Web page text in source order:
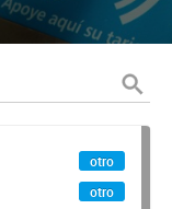
otro
otro